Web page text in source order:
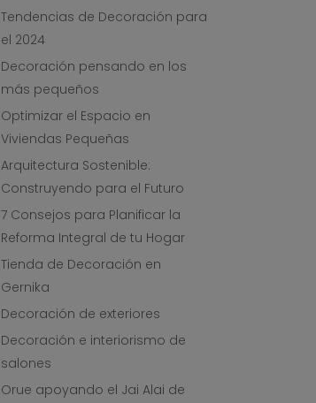
Tendencias de Decoración para
el 2024
Decoración pensando en los
más pequeños
Optimizar el Espacio en
Viviendas Pequeñas
Arquitectura Sostenible:
Construyendo para el Futuro
7 Consejos para Planificar la
Reforma Integral de tu Hogar
Tienda de Decoración en
Gernika
Decoración de exteriores
Decoración e interiorismo de
salones
Orue apoyando el Jai Alai de